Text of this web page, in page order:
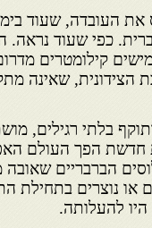
העובדה, שעוד
כפי שעוד נראה.
קילומטרים
הצידונית, שאינה
בלתי רגילים,
הפך העולם
הברבריים שאובה
או נוצרים בתחילת
היו להעלותה.